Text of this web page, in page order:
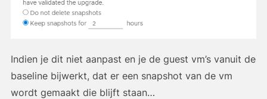
Indien je dit niet aanpast en je de guest vm’s vanuit de
baseline bijwerkt, dat er een snapshot van de vm
wordt gemaakt die blijft staan…